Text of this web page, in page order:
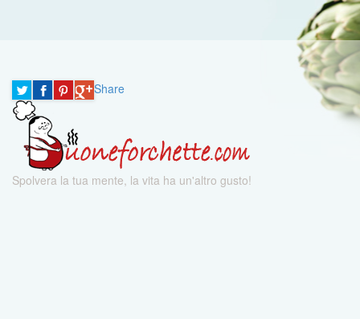
Share
Spolvera la tua mente, la vita ha un'altro gusto!